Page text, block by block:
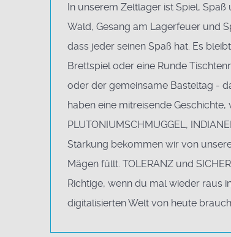
In unserem Zeltlager ist Spiel,
Wald, Gesang am Lagerfeuer und
dass jeder seinen Spaß hat. Es
Brettspiel oder eine Runde
oder der gemeinsame Basteltag -
haben eine mitreisende
PLUTONIUMSCHMUGGEL,
Stärkung bekommen wir von
Mägen füllt. TOLERANZ und
Richtige, wenn du mal wieder raus
digitalisierten Welt von heute